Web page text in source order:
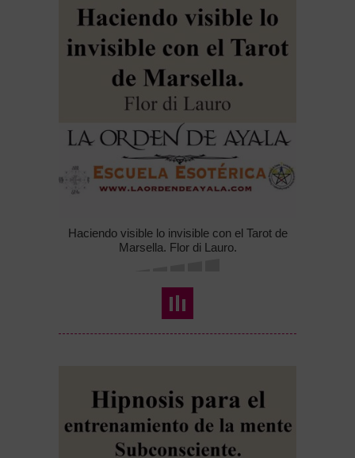
Haciendo visible lo invisible con el Tarot de
Marsella. Flor di Lauro.